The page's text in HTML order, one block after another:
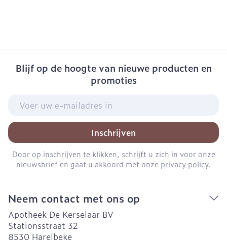
Blijf op de hoogte van nieuwe producten en
promoties
Inschrijven
Door op inschrijven te klikken, schrijft u zich in voor onze
nieuwsbrief en gaat u akkoord met onze privacy policy.
Neem contact met ons op
Apotheek De Kerselaar BV
Stationsstraat 32
8530 Harelbeke